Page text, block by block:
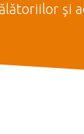
şi